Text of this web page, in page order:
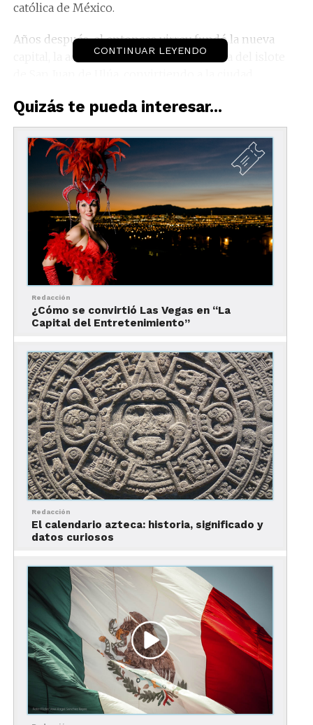
católica de México.
Años después, el entonces virrey fundó la nueva
capital, la actual ciudad de Veracruz, cerca del islote
donde el tiempo siempre pasa más lento y cada
momento se disfruta más. Muchas de sus antiguas
construcciones aún perduran, ajenas al paso del
tiempo.
La Casa de Hernán Cortés
en La Antigua
Posiblemente su construcción más icónica es la
erróneamente llamada “Casa de Hernán Cortés”,
una construcción de gruesas paredes de piedra de
coral y cal, y prácticamente envuelta por las raíces
amarró sus navíos. A diferencia de lo que se cree,
esa no era la residencia del conquistador, sino un
edificio de aduana, afirma el historiador
Wenceslao Martínez. La realidad es que es un
espacio mágico, haya sido cual haya sido su
función original.
También está laErmita del Rosario , una iglesia de
estilo español construida por la orden franciscana
CONTINUAR LEYENDO
Quizás te pueda interesar...
Redacción
¿Cómo se convirtió Las Vegas en “La
Capital del Entretenimiento”
Redacción
El calendario azteca: historia, significado y
datos curiosos